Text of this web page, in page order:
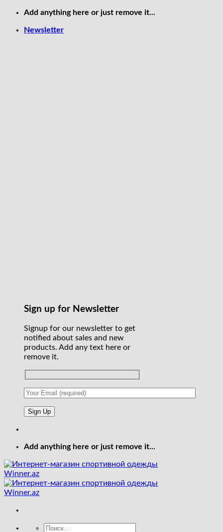
Skip
content
Add anything here or just remove it...
Newsletter
Sign up for Newsletter
Signup for our newsletter to get
notified about sales and new
products. Add any text here or
remove it.
Add anything here or just remove it...
Искать: